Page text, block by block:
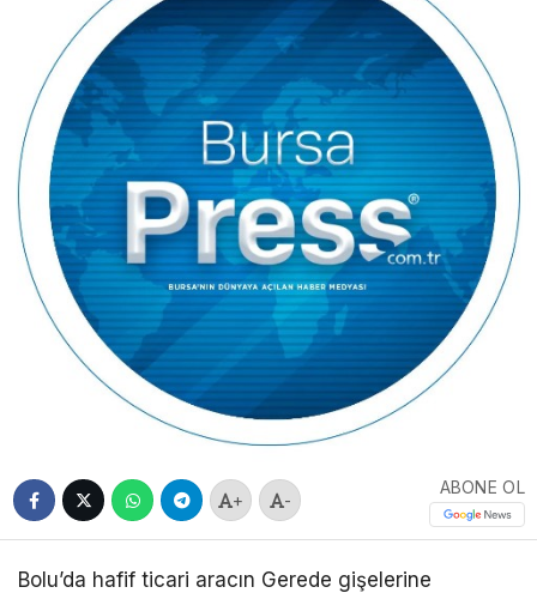
+ -
ABONE OL
Bolu’da hafif ticari aracın Gerede gişelerine